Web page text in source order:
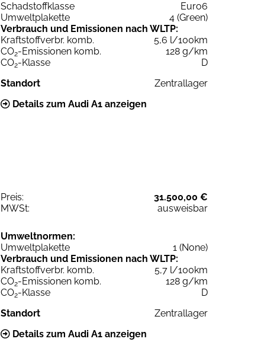
Schadstoffklasse
Euro6
Umweltplakette
4 (Green)
Verbrauch und Emissionen nach WLTP:
Kraftstoffverbr. komb.
5,6 l/100km
CO2-Emissionen komb.
128 g/km
CO2-Klasse
D
Standort
Zentrallager
Details zum Audi A1 anzeigen
Preis:
31.500,00 €
MWSt:
ausweisbar
Umweltnormen:
Umweltplakette
1 (None)
Verbrauch und Emissionen nach WLTP:
Kraftstoffverbr. komb.
5,7 l/100km
CO2-Emissionen komb.
128 g/km
CO2-Klasse
D
Standort
Zentrallager
Details zum Audi A1 anzeigen